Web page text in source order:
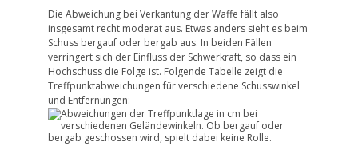
Die Abweichung bei Verkantung der Waffe fällt also
insgesamt recht moderat aus. Etwas anders sieht es beim
Schuss bergauf oder bergab aus. In beiden Fällen
verringert sich der Einfluss der Schwerkraft, so dass ein
Hochschuss die Folge ist. Folgende Tabelle zeigt die
Treffpunktabweichungen für verschiedene Schusswinkel
und Entfernungen: